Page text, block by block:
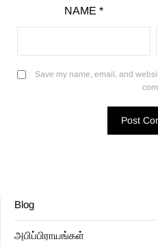
NAME *
Save my name, email, and
Blog
அபிப்பிராயங்கள்